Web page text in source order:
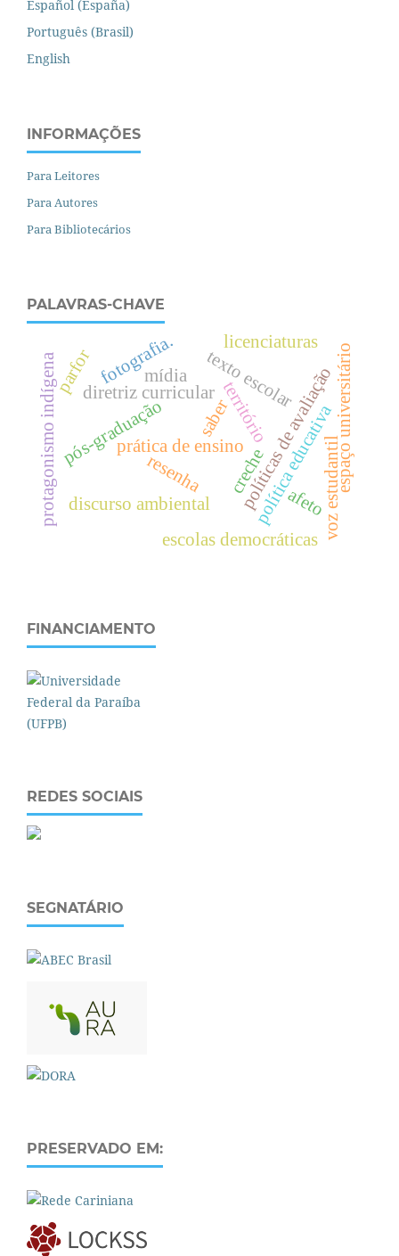
Español (España)
Português (Brasil)
English
INFORMAÇÕES
Para Leitores
Para Autores
Para Bibliotecários
PALAVRAS-CHAVE
resenha
território
diretriz curricular
prática de ensino
texto escolar
políticas de avaliaçãoespaço universitário
pós-graduação
protagonismo indígena saber política educativa
discurso ambiental
mídia
escolas democráticas
licenciaturas
parfor
voz estudantil
creche
fotografia.
afeto
FINANCIAMENTO
REDES SOCIAIS
SEGNATÁRIO
PRESERVADO EM: